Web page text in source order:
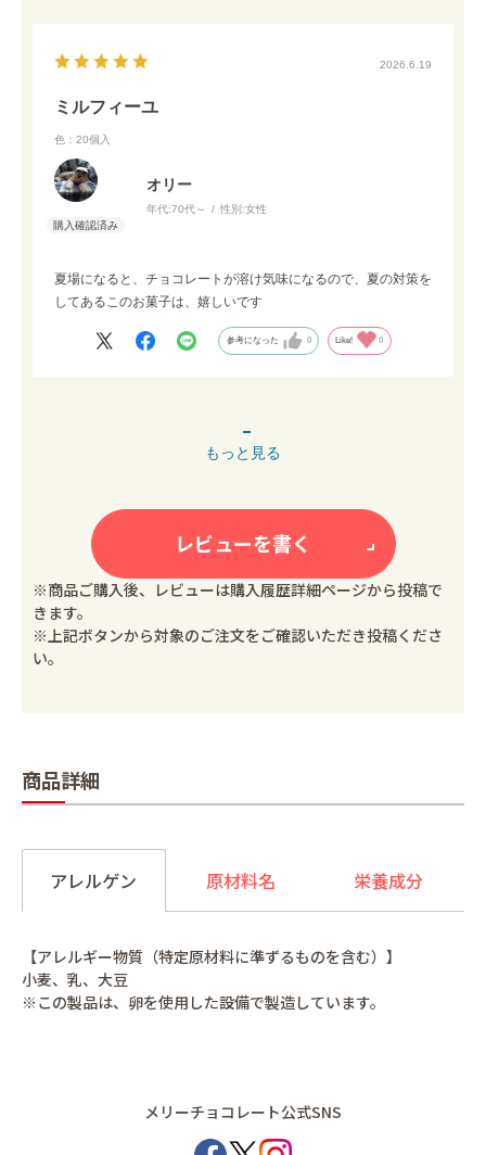
2026.6.19
ミルフィーユ
色：20個入
オリー
年代:70代～ 性別:女性
夏場になると、チョコレートが溶け気味になるので、夏の対策を
してあるこのお菓子は、嬉しいです
参考になった 0 Like! 0
もっと見る
レビューを書く
※商品ご購入後、レビューは購入履歴詳細ページから投稿で
きます。
※上記ボタンから対象のご注文をご確認いただき投稿くださ
い。
商品詳細
アレルゲン 原材料名 栄養成分
【アレルギー物質（特定原材料に準ずるものを含む）】
小麦、乳、大豆
※この製品は、卵を使用した設備で製造しています。
メリーチョコレート公式SNS